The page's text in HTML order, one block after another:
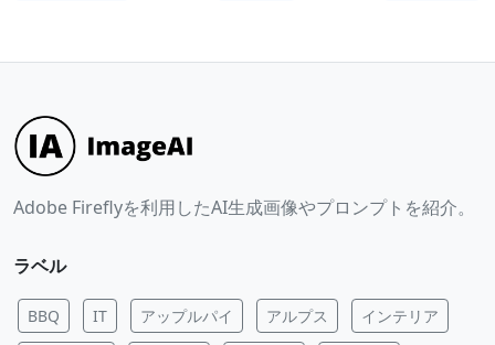
Adobe Fireflyを利用したAI生成画像やプロンプトを紹介。
ラベル
BBQ IT アップルパイ アルプス インテリア